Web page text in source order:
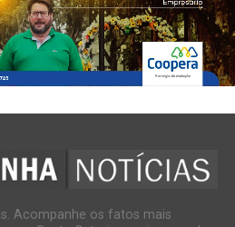
Acompanhe os fatos mais